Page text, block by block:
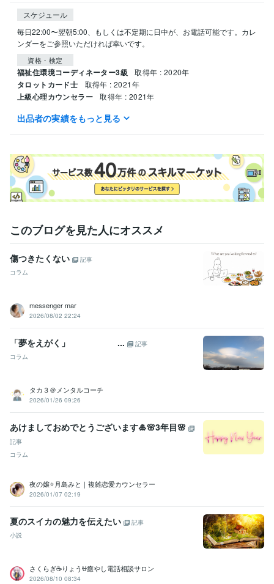
スケジュール
毎日22:00〜翌朝5:00、もしくは不定期に日中が、お電話可能です。カレ
ンダーをご参照いただければ幸いです。
資格・検定
福祉住環境コーディネーター3級 取得年 : 2020年
タロットカード士 取得年 : 2021年
上級心理カウンセラー 取得年 : 2021年
得意分野
関東リハビリテーション専門学校 2023年3月 ~ 現在
出品者の実績をもっと見る
このブログを見た人にオススメ
傷つきたくない
記事
コラム
messenger mar
2026/08/02 22:24
「夢をえがく」 ...
記事
コラム
タカ３＠メンタルコーチ
2026/01/26 09:26
あけましておめでとうございます🎍🌸3年目🌸
記事
コラム
夜の嬢⭐月島みと｜複雑恋愛カウンセラー
2026/01/07 02:19
夏のスイカの魅力を伝えたい
記事
小説
さくらぎ☕りょう⛎癒やし電話相談サロン
2026/08/10 08:34